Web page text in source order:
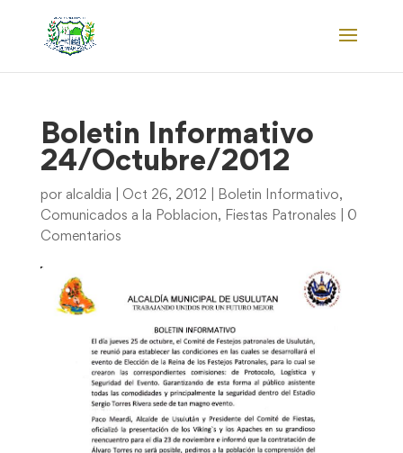
Boletin Informativo
24/Octubre/2012
por alcaldia Oct 26, 2012 Boletin Informativo,
Comunicados a la Poblacion, Fiestas Patronales
0
Comentarios